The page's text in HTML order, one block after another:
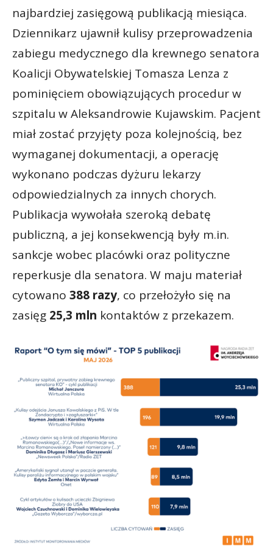
najbardziej zasięgową publikacją miesiąca.
Dziennikarz ujawnił kulisy przeprowadzenia
zabiegu medycznego dla krewnego senatora
Koalicji Obywatelskiej Tomasza Lenza z
pominięciem obowiązujących procedur w
szpitalu w Aleksandrowie Kujawskim. Pacjent
miał zostać przyjęty poza kolejnością, bez
wymaganej dokumentacji, a operację
wykonano podczas dyżuru lekarzy
odpowiedzialnych za innych chorych.
Publikacja wywołała szeroką debatę
publiczną, a jej konsekwencją były m.in.
sankcje wobec placówki oraz polityczne
reperkusje dla senatora. W maju materiał
cytowano 388 razy, co przełożyło się na
zasięg 25,3 mln kontaktów z przekazem.